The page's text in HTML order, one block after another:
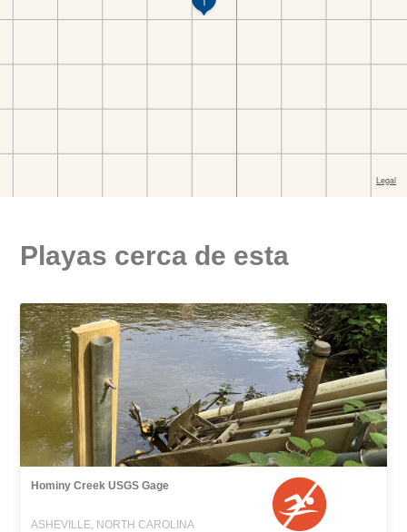
Playas cerca de esta
Hominy Creek USGS Gage
ASHEVILLE, NORTH CAROLINA